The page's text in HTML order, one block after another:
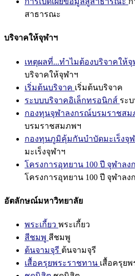
สาธารณะ
บริจาคให้จุฬาฯ
เหตุผลที่...ทำไมต้องบริจาคให้จุ
บริจาคให้จุฬาฯ
เริ่มต้นบริจาค เริ่มต้นบริจาค
ระบบบริจาคอิเล็กทรอนิกส์ ระ
กองทุนจุฬาลงกรณ์บรมราชสม
บรมราชสมภพฯ
กองทุนภูมิคุ้มกันบำบัดมะเร็งจุ
มะเร็งจุฬาฯ
โครงการอุทยาน 100 ปี จุฬาล
โครงการอุทยาน 100 ปี จุฬาล
อัตลักษณ์มหาวิทยาลัย
พระเกี้ยว พระเกี้ยว
สีชมพู สีชมพู
ต้นจามจุรี ต้นจามจุรี
เสื้อครุยพระราชทาน เสื้อครุย